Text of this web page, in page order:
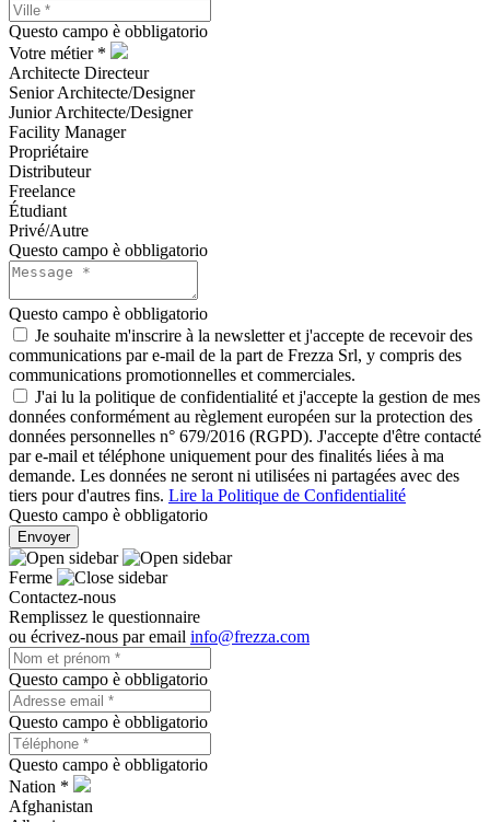
Questo campo è obbligatorio
Votre métier *
Architecte Directeur
Senior Architecte/Designer
Junior Architecte/Designer
Facility Manager
Propriétaire
Distributeur
Freelance
Étudiant
Privé/Autre
Questo campo è obbligatorio
Questo campo è obbligatorio
Je souhaite m'inscrire à la newsletter et j'accepte de recevoir des
communications par e-mail de la part de Frezza Srl, y compris des
communications promotionnelles et commerciales.
J'ai lu la politique de confidentialité et j'accepte la gestion de mes
données conformément au règlement européen sur la protection des
données personnelles n° 679/2016 (RGPD). J'accepte d'être contacté
par e-mail et téléphone uniquement pour des finalités liées à ma
demande. Les données ne seront ni utilisées ni partagées avec des
tiers pour d'autres fins. Lire la Politique de Confidentialité
Questo campo è obbligatorio
Envoyer
Ferme
Contactez-nous
Remplissez le questionnaire
ou écrivez-nous par email info@frezza.com
Questo campo è obbligatorio
Questo campo è obbligatorio
Questo campo è obbligatorio
Nation *
Afghanistan